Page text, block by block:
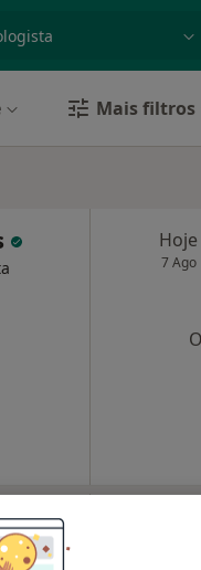
Mais filtros
Hoje
7 Ago